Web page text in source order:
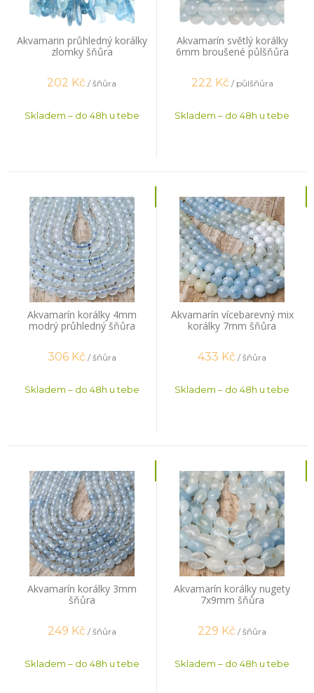
Akvamarin průhledný korálky
zlomky šňůra
202 Kč / šňůra
Skladem – do 48h u tebe
Akvamarín světlý korálky
6mm broušené půlšňůra
222 Kč / půlšňůra
Skladem – do 48h u tebe
Akvamarín korálky 4mm
modrý průhledný šňůra
306 Kč / šňůra
Skladem – do 48h u tebe
Akvamarín vícebarevný mix
korálky 7mm šňůra
433 Kč / šňůra
Skladem – do 48h u tebe
Akvamarín korálky 3mm
šňůra
249 Kč / šňůra
Skladem – do 48h u tebe
Akvamarín korálky nugety
7x9mm šňůra
229 Kč / šňůra
Skladem – do 48h u tebe